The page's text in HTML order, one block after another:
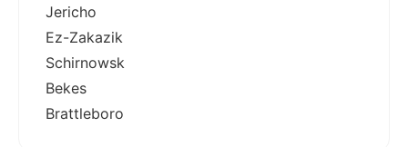
Jericho
Ez-Zakazik
Schirnowsk
Bekes
Brattleboro